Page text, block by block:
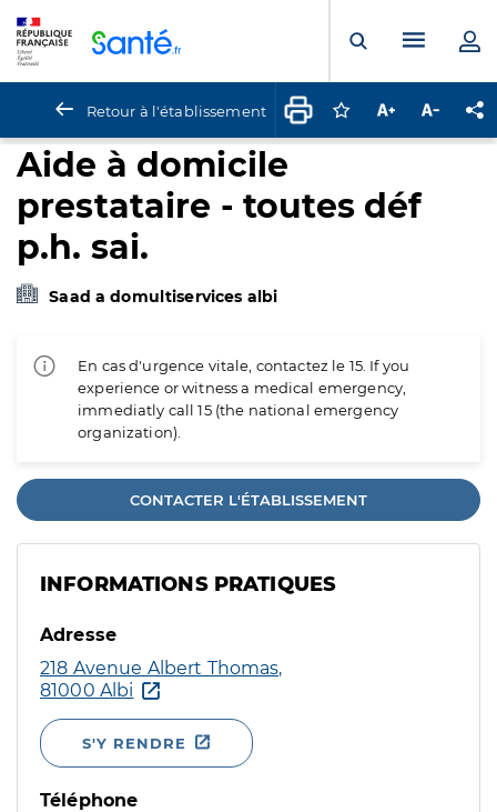
Ouvrir laMenu
Retour à l'établissement Connectez-vous
Augmenter la
Aide à domicile
prestataire - toutes déf
p.h. sai.
Saad a domultiservices albi
En cas d'urgence vitale, contactez le 15. If you
experience or witness a medical emergency,
immediatly call 15 (the national emergency
organization).
CONTACTER L'ÉTABLISSEMENT
INFORMATIONS PRATIQUES
Adresse
218 Avenue Albert Thomas,
81000 Albi
S'Y RENDRE
Téléphone